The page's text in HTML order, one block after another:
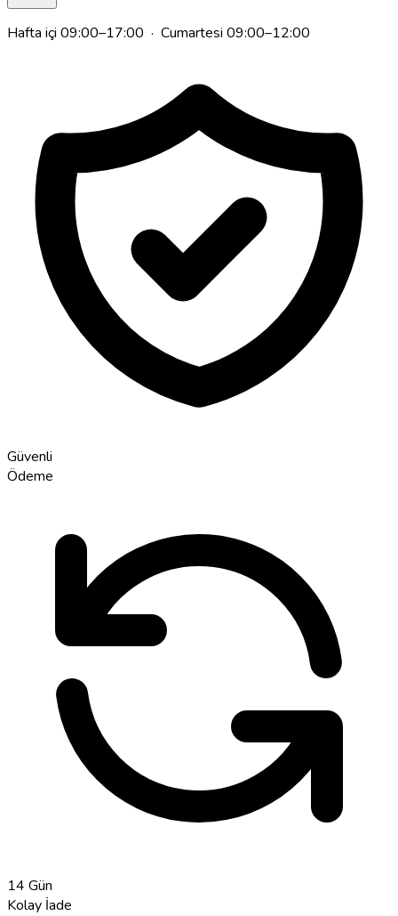
Hafta içi 09:00–17:00 · Cumartesi 09:00–12:00
Güvenli
Ödeme
14 Gün
Kolay İade